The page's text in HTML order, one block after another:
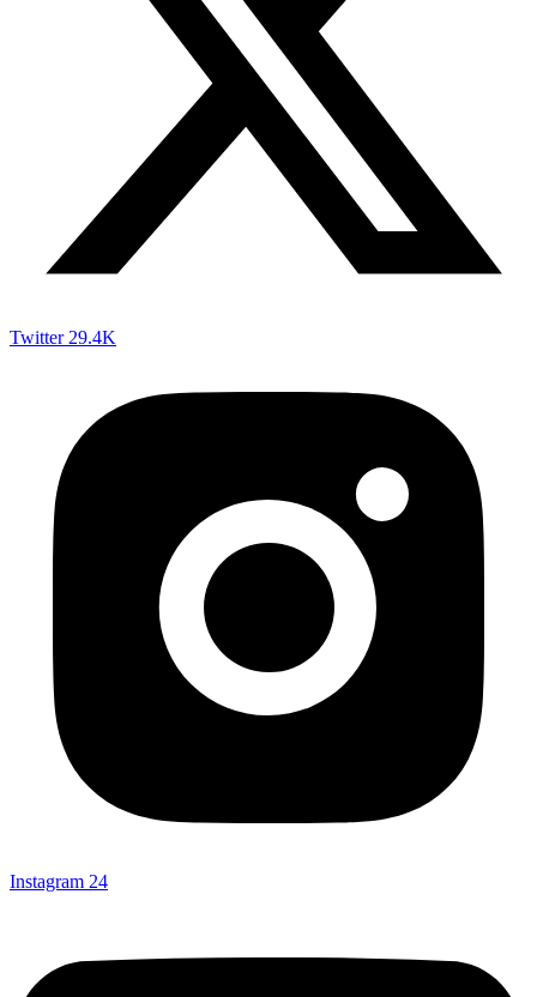
Twitter 29.4K
Instagram 24